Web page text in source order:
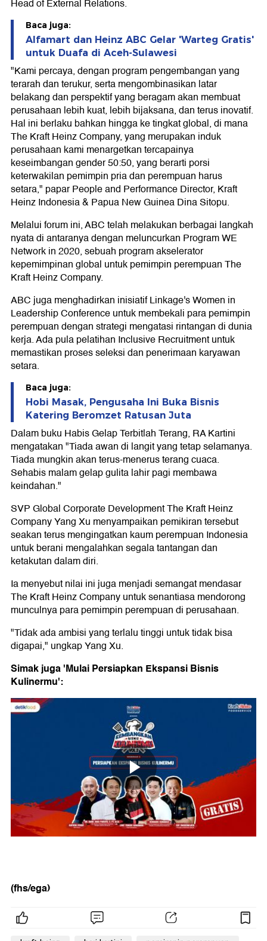
Head of External Relations.
Baca juga:
Alfamart dan Heinz ABC Gelar 'Warteg Gratis'
untuk Duafa di Aceh-Sulawesi
"Kami percaya, dengan program pengembangan yang
terarah dan terukur, serta mengombinasikan latar
belakang dan perspektif yang beragam akan membuat
perusahaan lebih kuat, lebih bijaksana, dan terus inovatif.
Hal ini berlaku bahkan hingga ke tingkat global, di mana
The Kraft Heinz Company, yang merupakan induk
perusahaan kami menargetkan tercapainya
keseimbangan gender 50:50, yang berarti porsi
keterwakilan pemimpin pria dan perempuan harus
setara," papar People and Performance Director, Kraft
Heinz Indonesia & Papua New Guinea Dina Sitopu.
Melalui forum ini, ABC telah melakukan berbagai langkah
nyata di antaranya dengan meluncurkan Program WE
Network in 2020, sebuah program akselerator
kepemimpinan global untuk pemimpin perempuan The
Kraft Heinz Company.
ABC juga menghadirkan inisiatif Linkage's Women in
Leadership Conference untuk membekali para pemimpin
perempuan dengan strategi mengatasi rintangan di dunia
kerja. Ada pula pelatihan Inclusive Recruitment untuk
memastikan proses seleksi dan penerimaan karyawan
setara.
Baca juga:
Hobi Masak, Pengusaha Ini Buka Bisnis
Katering Beromzet Ratusan Juta
Dalam buku Habis Gelap Terbitlah Terang, RA Kartini
mengatakan "Tiada awan di langit yang tetap selamanya.
Tiada mungkin akan terus-menerus terang cuaca.
Sehabis malam gelap gulita lahir pagi membawa
keindahan."
SVP Global Corporate Development The Kraft Heinz
Company Yang Xu menyampaikan pemikiran tersebut
seakan terus mengingatkan kaum perempuan Indonesia
untuk berani mengalahkan segala tantangan dan
ketakutan dalam diri.
Ia menyebut nilai ini juga menjadi semangat mendasar
The Kraft Heinz Company untuk senantiasa mendorong
munculnya para pemimpin perempuan di perusahaan.
"Tidak ada ambisi yang terlalu tinggi untuk tidak bisa
digapai," ungkap Yang Xu.
Simak juga 'Mulai Persiapkan Ekspansi Bisnis
Kulinermu':
(fhs/ega)